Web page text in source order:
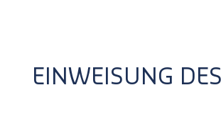
EINWEISUNG